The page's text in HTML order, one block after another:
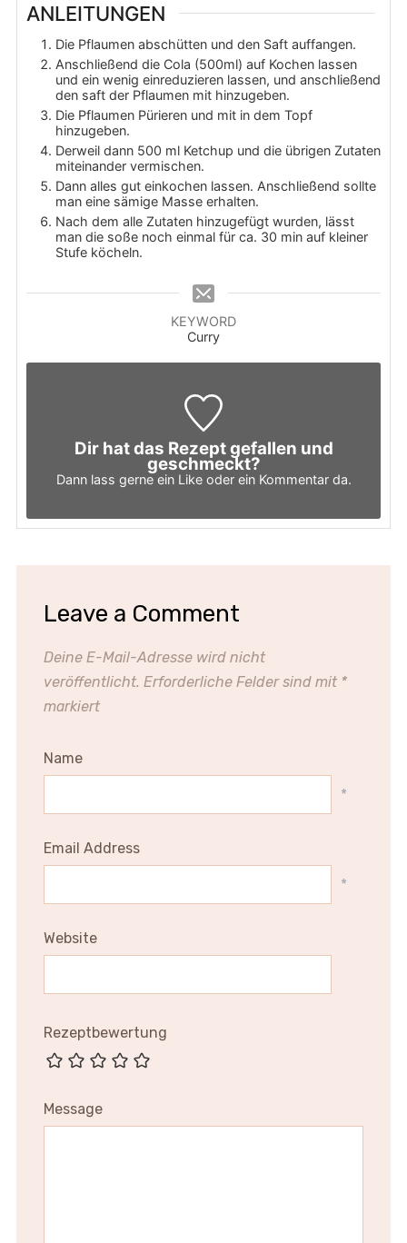
ANLEITUNGEN
Die Pflaumen abschütten und den Saft auffangen.
Anschließend die Cola (500ml) auf Kochen lassen
und ein wenig einreduzieren lassen, und anschließend
den saft der Pflaumen mit hinzugeben.
Die Pflaumen Pürieren und mit in dem Topf
hinzugeben.
Derweil dann 500 ml Ketchup und die übrigen Zutaten
miteinander vermischen.
Dann alles gut einkochen lassen. Anschließend sollte
man eine sämige Masse erhalten.
Nach dem alle Zutaten hinzugefügt wurden, lässt
man die soße noch einmal für ca. 30 min auf kleiner
Stufe köcheln.
KEYWORD
Curry
Dir hat das Rezept gefallen und
geschmeckt?
Dann lass gerne ein Like oder ein Kommentar da.
Leave a Comment
Deine E-Mail-Adresse wird nicht
veröffentlicht. Erforderliche Felder sind mit *
markiert
Name
*
Email Address
*
Website
Rezeptbewertung
Message